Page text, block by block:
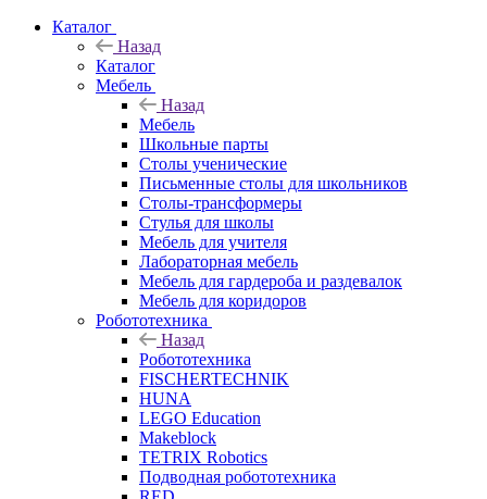
Каталог
Назад
Каталог
Мебель
Назад
Мебель
Школьные парты
Столы ученические
Письменные столы для школьников
Столы-трансформеры
Стулья для школы
Мебель для учителя
Лабораторная мебель
Мебель для гардероба и раздевалок
Мебель для коридоров
Робототехника
Назад
Робототехника
FISCHERTECHNIK
HUNA
LEGO Education
Makeblock
TETRIX Robotics
Подводная робототехника